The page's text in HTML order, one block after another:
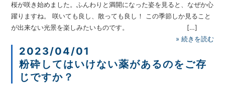
桜が咲き始めました。ふんわりと満開になった姿を見ると、なぜか心
躍りますね。 咲いても良し、散っても良し！ この季節しか見ること
が出来ない光景を楽しみたいものです。 […]
» 続きを読む
2023/04/01
粉砕してはいけない薬があるのをご存
じですか？